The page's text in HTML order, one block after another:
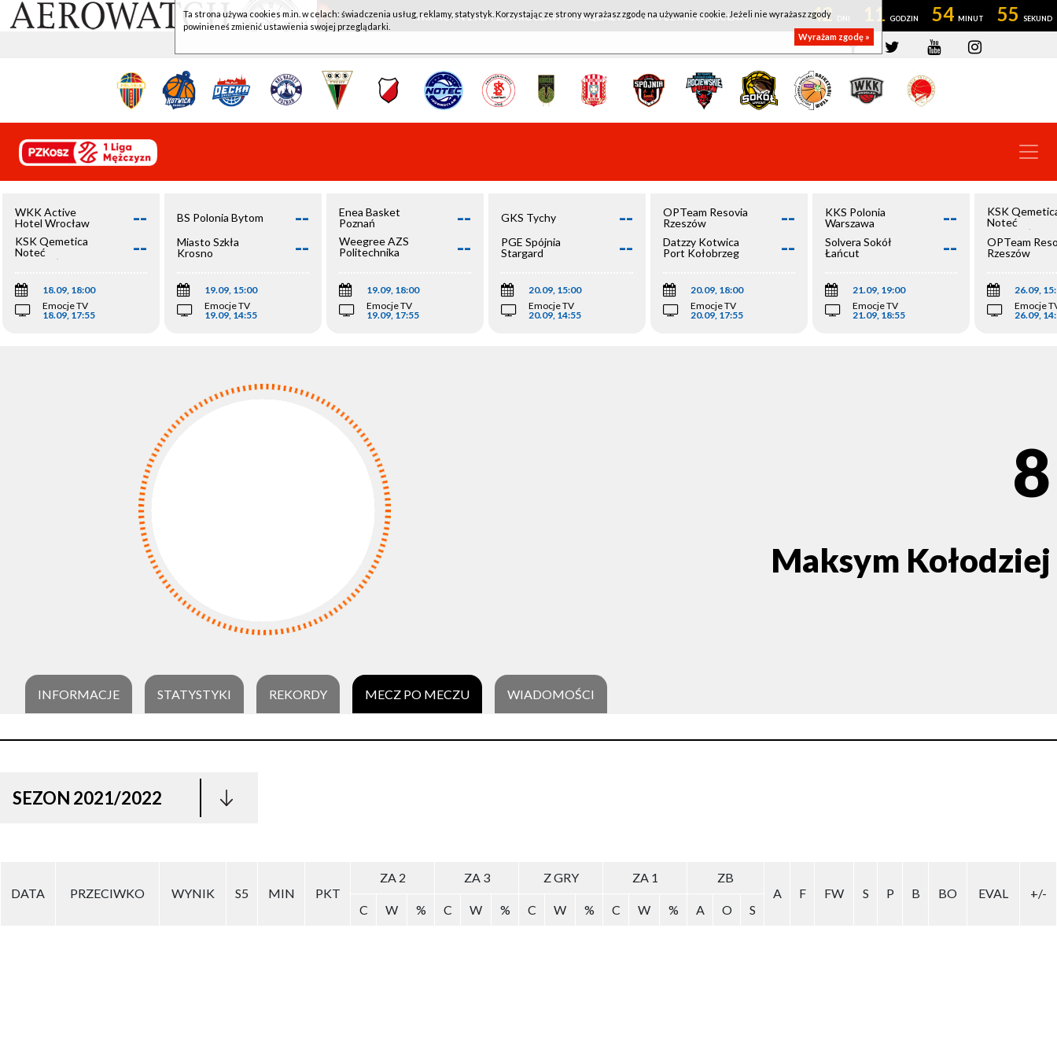
WKK ACTIVE HOTEL WROCŁAW - KSK QEMETICA NOTEĆ INOWROCŁAW 42 11 54 55
WKK Active
Hotel Wrocław
--
KSK Qemetica
Noteć
Inowrocław
--
18.09, 18:00
Emocje TV
18.09, 17:55
BS Polonia Bytom --
Miasto Szkła
Krosno
--
19.09, 15:00
Emocje TV
19.09, 14:55
Enea Basket
Poznań
--
Weegree AZS
Politechnika
--
19.09, 18:00
Emocje TV
19.09, 17:55
GKS Tychy --
PGE Spójnia
Stargard
--
20.09, 15:00
Emocje TV
20.09, 14:55
OPTeam Resovia
Rzeszów
--
Datzzy Kotwica
Port Kołobrzeg
--
20.09, 18:00
Emocje TV
20.09, 17:55
KKS Polonia
Warszawa
--
Solvera Sokół
Łańcut
--
21.09, 19:00
Emocje TV
21.09, 18:55
KSK
Noteć
Inowrocław
OPTeam
Rzeszów
26.09,
Emocje
26.09,
8
Maksym Kołodziej
INFORMACJE STATYSTYKI REKORDY MECZ PO MECZU WIADOMOŚCI
SEZON 2021/2022
DATA PRZECIWKO WYNIK S5 MIN PKT
ZA 2 ZA 3 Z GRY ZA 1
ZB
A
F FW S P B BO EVAL
+/-
C
W % C W % C W % C W % A O S
Ta strona używa cookies m.in. w celach: świadczenia usług, reklamy, statystyk. Korzystając ze strony wyrażasz zgodę na używanie cookie. Jeżeli nie wyrażasz zgody
powinieneś zmienić ustawienia swojej przeglądarki.
Wyrażam zgodę »